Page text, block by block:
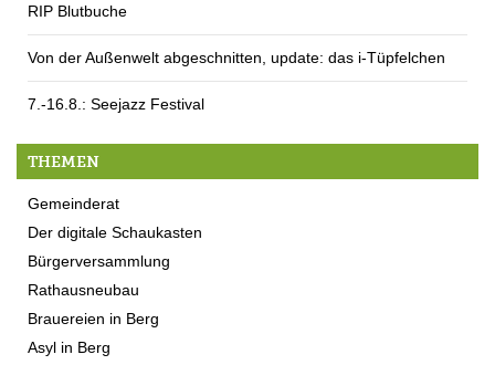
RIP Blutbuche
Von der Außenwelt abgeschnitten, update: das i-Tüpfelchen
7.-16.8.: Seejazz Festival
THEMEN
Gemeinderat
Der digitale Schaukasten
Bürgerversammlung
Rathausneubau
Brauereien in Berg
Asyl in Berg